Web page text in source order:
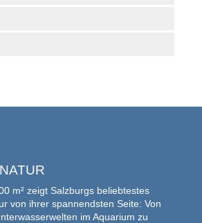
m² zeigt Salzburgs beliebtestes
von ihrer spannendsten Seite: Von
im Aquarium zu